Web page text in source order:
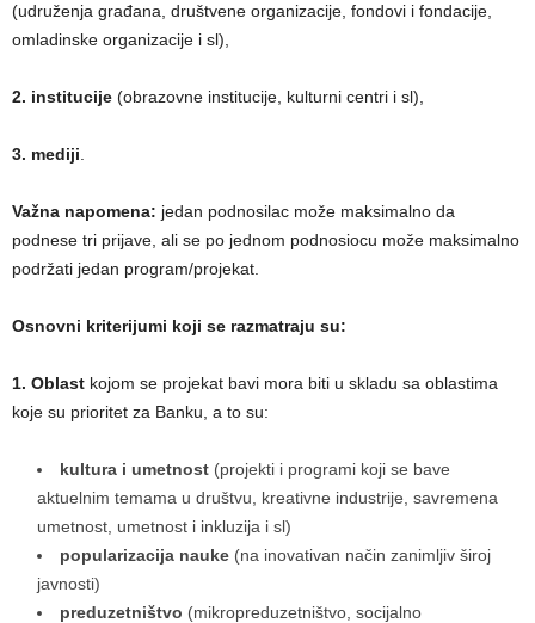
(udruženja građana, društvene organizacije, fondovi i fondacije,
omladinske organizacije i sl),
2. institucije (obrazovne institucije, kulturni centri i sl),
3. mediji
Važna napomena: jedan podnosilac može maksimalno da
podnese tri prijave, ali se po jednom podnosiocu može maksimalno
podržati jedan program/projekat.
Osnovni kriterijumi koji se razmatraju su:
1. Oblast kojom se projekat bavi mora biti u skladu sa oblastima
koje su prioritet za Banku, a to su:
kultura i umetnost (projekti i programi koji se bave
aktuelnim temama u društvu, kreativne industrije, savremena
umetnost, umetnost i inkluzija i sl)
popularizacija nauke (na inovativan način zanimljiv široj
javnosti)
preduzetništvo (mikropreduzetništvo, socijalno